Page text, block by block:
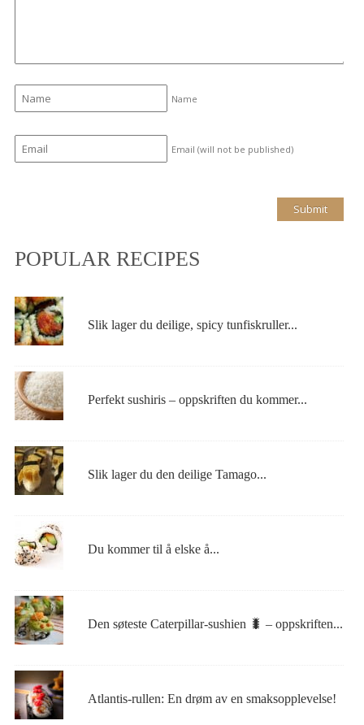
Name
Email (will not be published)
POPULAR RECIPES
Slik lager du deilige, spicy tunfiskruller...
Perfekt sushiris – oppskriften du kommer...
Slik lager du den deilige Tamago...
Du kommer til å elske å...
Den søteste Caterpillar-sushien 🐛 – oppskriften...
Atlantis-rullen: En drøm av en smaksopplevelse!